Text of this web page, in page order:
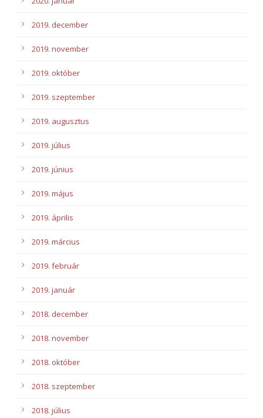
2019. december
2019. november
2019. október
2019. szeptember
2019. augusztus
2019. július
2019. június
2019. május
2019. április
2019. március
2019. február
2019. január
2018. december
2018. november
2018. október
2018. szeptember
2018. július